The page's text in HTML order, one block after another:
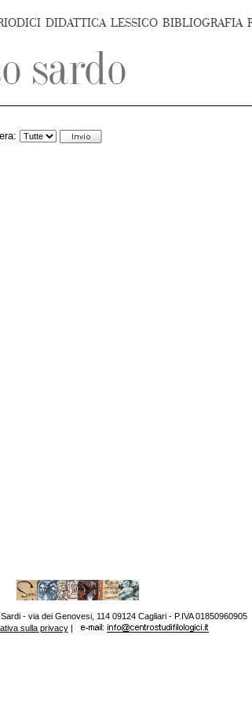
DIDATTICA LESSICO BIBLIOGRAFIA
- via dei Genovesi, 114 09124 Cagliari - P.IVA 01850960905
sulla privacy|